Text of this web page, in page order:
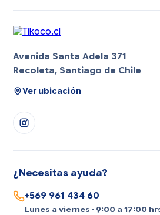
Avenida Santa Adela 371
Recoleta, Santiago de Chile
Ver ubicación
¿Necesitas ayuda?
+569 961 434 60
Lunes a viernes · 9:00 a 17:00